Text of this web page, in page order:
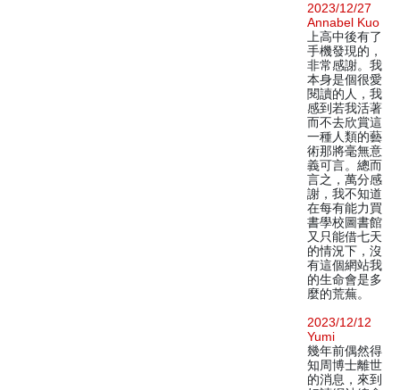
2023/12/27
Annabel Kuo
上高中後有了
手機發現的，
非常感謝。我
本身是個很愛
閱讀的人，我
感到若我活著
而不去欣賞這
一種人類的藝
術那將毫無意
義可言。總而
言之，萬分感
謝，我不知道
在每有能力買
書學校圖書館
又只能借七天
的情況下，沒
有這個網站我
的生命會是多
麼的荒蕪。
2023/12/12
Yumi
幾年前偶然得
知周博士離世
的消息，來到